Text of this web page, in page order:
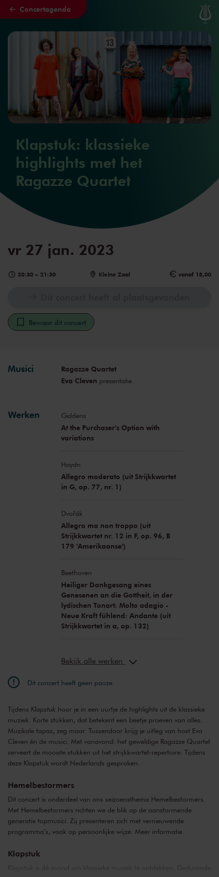
Naar hoofdcontent
Concertagenda
Klapstuk: klassieke
highlights met het
Ragazze Quartet
vr 27 jan. 2023
20:30 – 21:30 Kleine Zaal vanaf 18,00
Bewaar dit concert
Musici
Ragazze Quartet
Eva Cleven presentatie
Werken Giddens
At the Purchaser's Option with
variations
Haydn
Allegro moderato (uit Strijkkwartet
in G, op. 77, nr. 1)
Dvořák
Allegro ma non troppo (uit
Strijkkwartet nr. 12 in F, op. 96, B
179 'Amerikaanse')
Beethoven
Heiliger Dankgesang eines
Genesenen an die Gottheit, in der
lydischen Tonart: Molto adagio -
Neue Kraft fühlend: Andante (uit
Strijkkwartet in a, op. 132)
Bekijk alle werken
Dit concert heeft geen pauze
Tijdens Klapstuk hoor je in een uurtje de highlights uit de klassieke
muziek. Korte stukken, dat betekent een beetje proeven van alles.
Muzikale tapas, zeg maar. Tussendoor krijg je uitleg van host Eva
Cleven én de musici. Met vanavond: het geweldige Ragazze Quartet
serveert de mooiste stukken uit het strijkkwartet-repertoire. Tijdens
deze Klapstuk wordt Nederlands gesproken.
Hemelbestormers
Dit concert is onderdeel van ons seizoensthema Hemelbestormers.
Met Hemelbestormers richten we de blik op de aanstormende
generatie topmusici. Zij presenteren zich met vernieuwende
programma's, vaak op persoonlijke wijze. Meer informatie
Klapstuk
Klapstuk is dé avond om klassieke muziek te ontdekken. Gedurende